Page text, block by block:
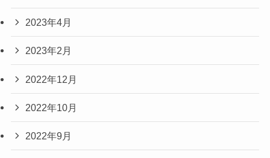
2023年4月
2023年2月
2022年12月
2022年10月
2022年9月